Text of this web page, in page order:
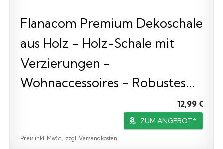
Flanacom Premium Dekoschale
aus Holz - Holz-Schale mit
Verzierungen -
Wohnaccessoires - Robustes...
12,99 €
ZUM ANGEBOT*
Preis inkl. MwSt., zzgl. Versandkosten